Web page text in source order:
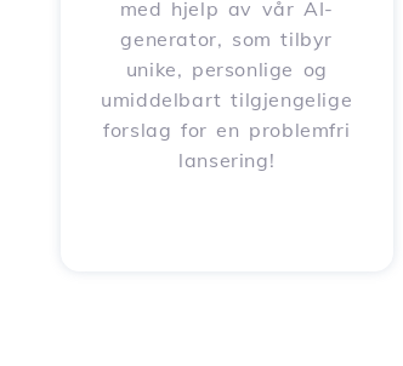
med hjelp av vår AI-
generator, som tilbyr
unike, personlige og
umiddelbart tilgjengelige
forslag for en problemfri
lansering!